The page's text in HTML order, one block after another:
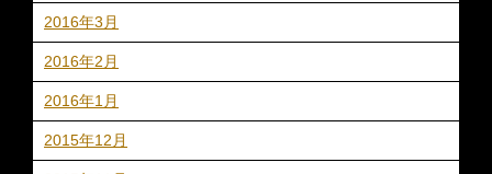
2016年3月
2016年2月
2016年1月
2015年12月